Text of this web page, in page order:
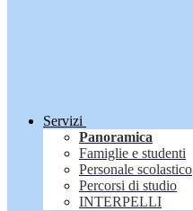
Servizi
Panoramica
Famiglie e studenti
Personale scolastico
Percorsi di studio
INTERPELLI